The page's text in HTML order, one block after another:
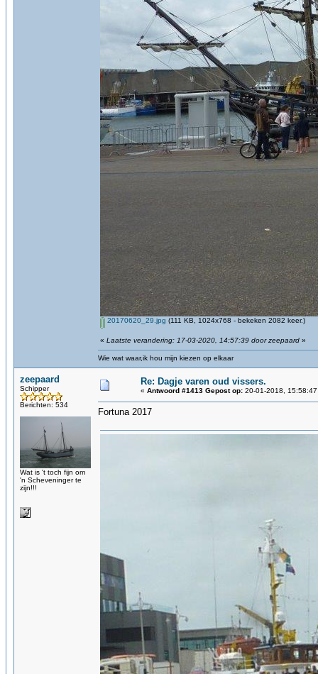
20170620_29.jpg (111 KB, 1024x768 - bekeken 2082 keer.)
« Laatste verandering: 17-03-2020, 14:57:39 door zeepaard »
Wie wat waar,ik hou mijn kiezen op elkaar
zeepaard
Schipper
Berichten: 534
Wat is 't toch fijn om
'n Scheveninger te
zijn!!!
Re: Dagje varen oud vissers.
« Antwoord #1413 Gepost op: 20-01-2018,
Fortuna 2017